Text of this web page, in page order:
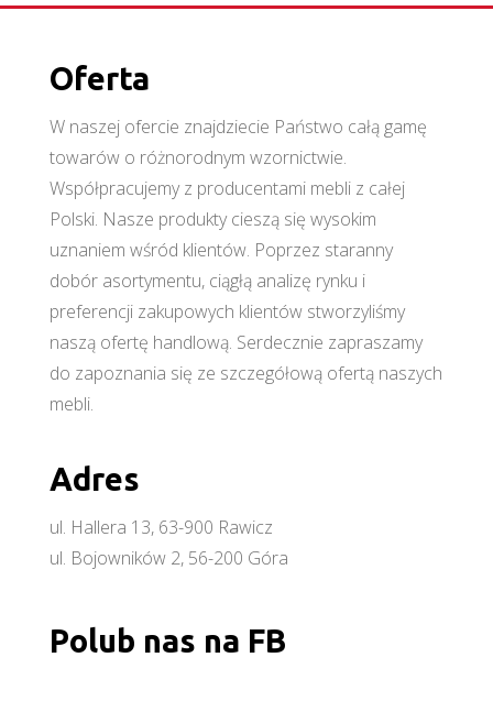
Oferta
W naszej ofercie znajdziecie Państwo całą gamę
towarów o różnorodnym wzornictwie.
Współpracujemy z producentami mebli z całej
Polski. Nasze produkty cieszą się wysokim
uznaniem wśród klientów. Poprzez staranny
dobór asortymentu, ciągłą analizę rynku i
preferencji zakupowych klientów stworzyliśmy
naszą ofertę handlową. Serdecznie zapraszamy
do zapoznania się ze szczegółową ofertą naszych
mebli.
Adres
ul. Hallera 13, 63-900 Rawicz
ul. Bojowników 2, 56-200 Góra
Polub nas na FB